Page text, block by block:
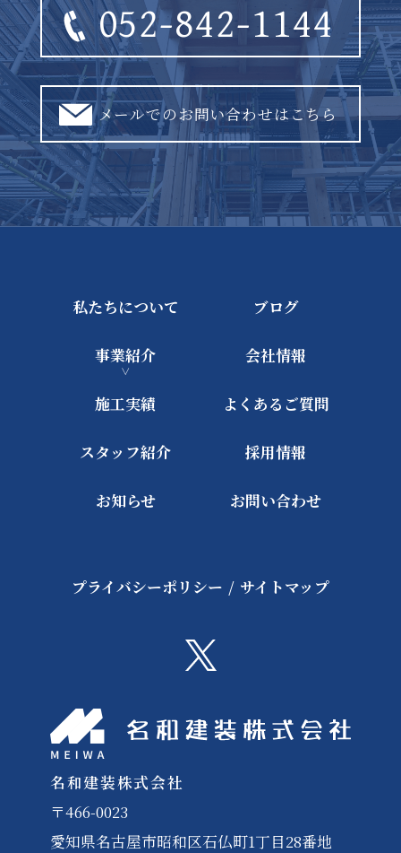
052-842-1144
メールでのお問い合わせはこちら
名和建装株式会社
〒466-0023
愛知県名古屋市昭和区石仏町1丁目28番地
私たちについて
事業紹介
施工実績
スタッフ紹介
お知らせ
ブログ
会社情報
よくあるご質問
採用情報
お問い合わせ
プライバシーポリシー / サイトマップ